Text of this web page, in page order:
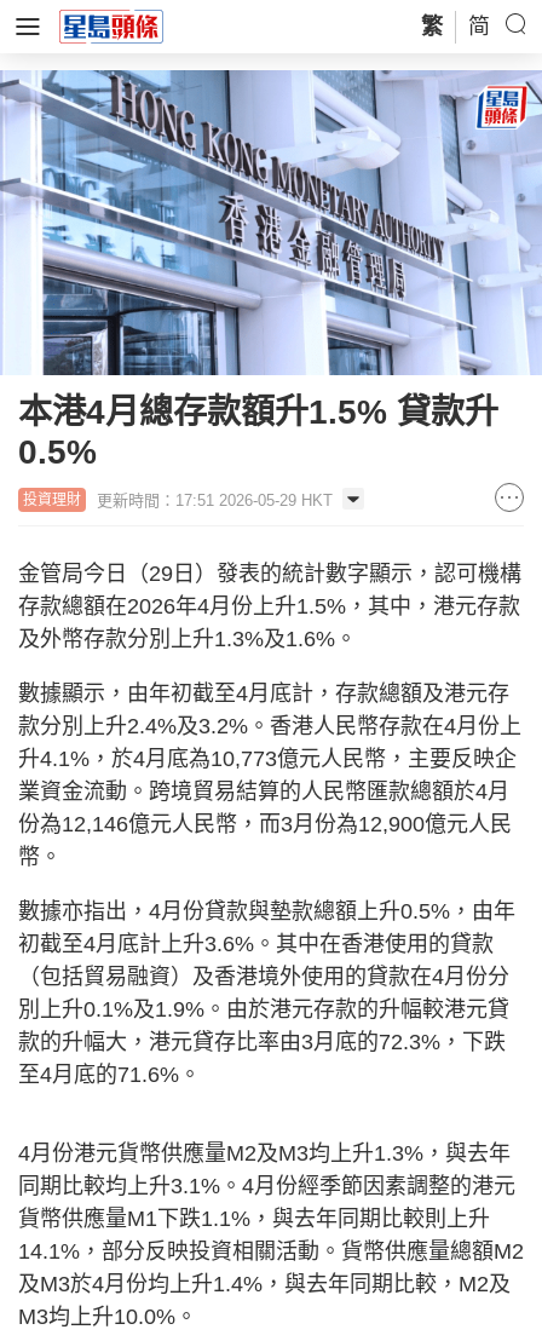
繁 简
本港4月總存款額升1.5% 貸款升
0.5%
投資理財 更新時間：17:51 2026-05-29 HKT
金管局今日（29日）發表的統計數字顯示，認可機構
存款總額在2026年4月份上升1.5%，其中，港元存款
及外幣存款分別上升1.3%及1.6%。
數據顯示，由年初截至4月底計，存款總額及港元存
款分別上升2.4%及3.2%。香港人民幣存款在4月份上
升4.1%，於4月底為10,773億元人民幣，主要反映企
業資金流動。跨境貿易結算的人民幣匯款總額於4月
份為12,146億元人民幣，而3月份為12,900億元人民
幣。
數據亦指出，4月份貸款與墊款總額上升0.5%，由年
初截至4月底計上升3.6%。其中在香港使用的貸款
（包括貿易融資）及香港境外使用的貸款在4月份分
別上升0.1%及1.9%。由於港元存款的升幅較港元貸
款的升幅大，港元貸存比率由3月底的72.3%，下跌
至4月底的71.6%。
4月份港元貨幣供應量M2及M3均上升1.3%，與去年
同期比較均上升3.1%。4月份經季節因素調整的港元
貨幣供應量M1下跌1.1%，與去年同期比較則上升
14.1%，部分反映投資相關活動。貨幣供應量總額M2
及M3於4月份均上升1.4%，與去年同期比較，M2及
M3均上升10.0%。